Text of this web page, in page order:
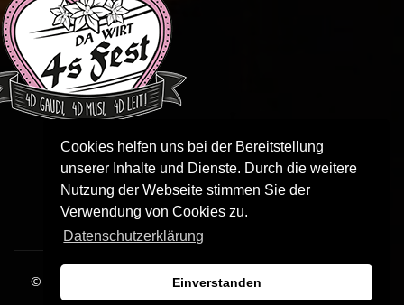
Cookies helfen uns bei der Bereitstellung
unserer Inhalte und Dienste. Durch die weitere
Nutzung der Webseite stimmen Sie der
Verwendung von Cookies zu.
Datenschutzerklärung
Einverstanden
© 2018 Donaualm • Alle Rechte vorbehalten |